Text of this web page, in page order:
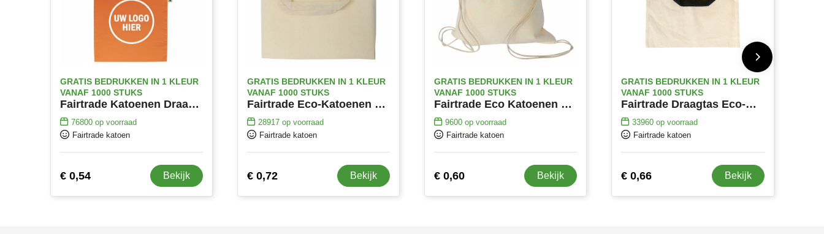
GRATIS BEDRUKKEN IN 1 KLEUR
VANAF 1000 STUKS
Fairtrade Katoenen Draagtas Met Lange Hengsels
76800op voorraad
Fairtrade katoen
€ 0,54 Bekijk
GRATIS BEDRUKKEN IN 1 KLEUR
VANAF 1000 STUKS
Fairtrade Eco-Katoenen Draagtas met Lange Hengsels
28917op voorraad
Fairtrade katoen
€ 0,72 Bekijk
GRATIS BEDRUKKEN IN 1 KLEUR
VANAF 1000 STUKS
Fairtrade Eco Katoenen Rugtas - 150 g/m² Kwaliteit
9600 op voorraad
Fairtrade katoen
€ 0,60 Bekijk
GRATIS BEDRUKKEN IN 1 KLEUR
VANAF 1000 STUKS
Fairtrade Draagtas Eco-Katoen Met Gekleurde Hengsels
33960 op voorraad
Fairtrade katoen
€ 0,66 Bekijk